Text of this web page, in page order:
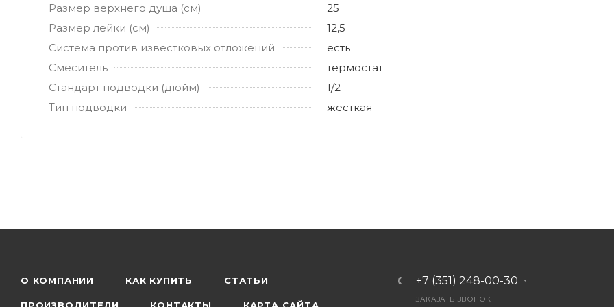
Размер верхнего душа (см)
25
Размер лейки (см)
12,5
Система против известковых отложений
есть
Смеситель
термостат
Стандарт подводки (дюйм)
1/2
Тип подводки
жесткая
О КОМПАНИИ КАК КУПИТЬ СТАТЬИ +7 (351) 248-00-30
ЗАКАЗАТЬ ЗВОНОК